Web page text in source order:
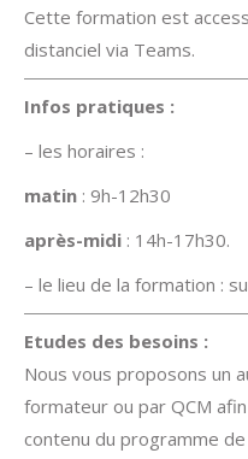
Cette formation est
distanciel via Teams.
Infos pratiques :
– les horaires :
matin : 9h-12h30
après-midi : 14h-17h30.
– le lieu de la formation :
Etudes des besoins :
Nous vous proposons un
formateur ou par QCM
contenu du programme